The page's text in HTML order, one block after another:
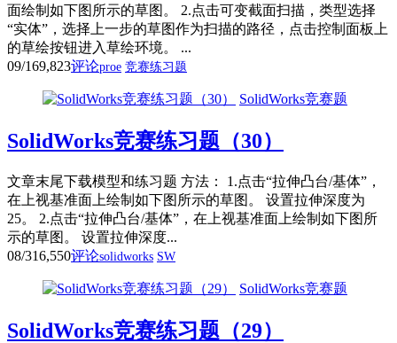
面绘制如下图所示的草图。 2.点击可变截面扫描，类型选择
“实体”，选择上一步的草图作为扫描的路径，点击控制面板上
的草绘按钮进入草绘环境。 ...
09/169,823评论proe 竞赛练习题
SolidWorks竞赛题
SolidWorks竞赛练习题（30）
文章末尾下载模型和练习题 方法： 1.点击“拉伸凸台/基体”，
在上视基准面上绘制如下图所示的草图。 设置拉伸深度为
25。 2.点击“拉伸凸台/基体”，在上视基准面上绘制如下图所
示的草图。 设置拉伸深度...
08/316,550评论solidworks SW
SolidWorks竞赛题
SolidWorks竞赛练习题（29）